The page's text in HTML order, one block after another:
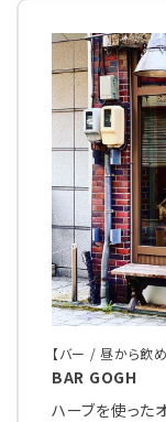
【バー / 昼から飲め
BAR GOGH
ハーブを使った